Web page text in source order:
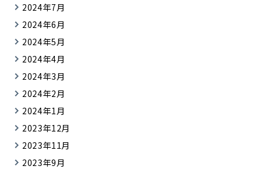
2024年7月
2024年6月
2024年5月
2024年4月
2024年3月
2024年2月
2024年1月
2023年12月
2023年11月
2023年9月